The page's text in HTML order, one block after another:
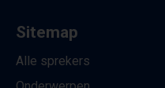
Sitemap
Alle sprekers